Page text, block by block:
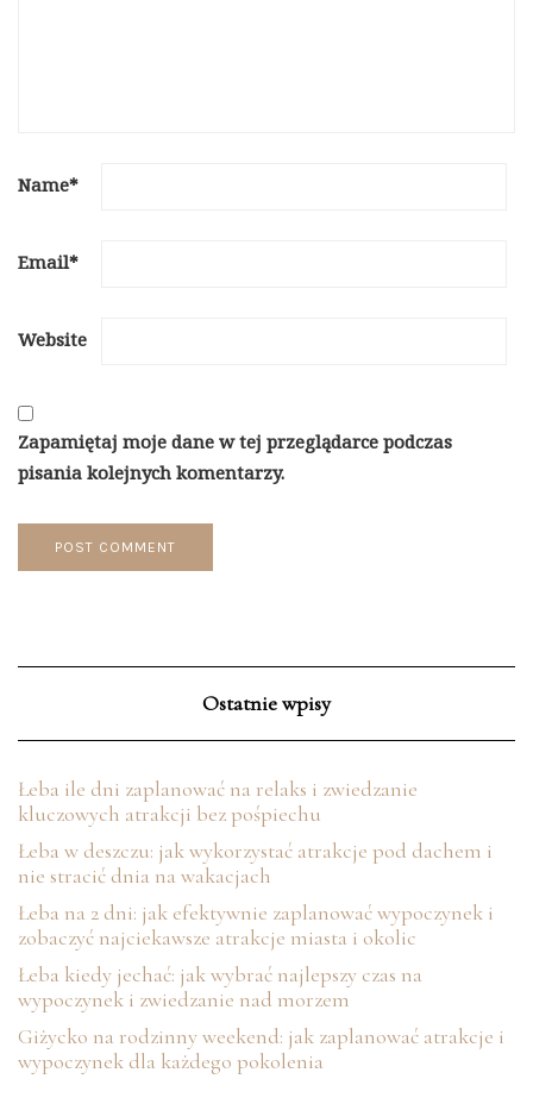
Name*
Email*
Website
Zapamiętaj moje dane w tej przeglądarce podczas
pisania kolejnych komentarzy.
Ostatnie wpisy
Łeba ile dni zaplanować na relaks i zwiedzanie
kluczowych atrakcji bez pośpiechu
Łeba w deszczu: jak wykorzystać atrakcje pod dachem i
nie stracić dnia na wakacjach
Łeba na 2 dni: jak efektywnie zaplanować wypoczynek i
zobaczyć najciekawsze atrakcje miasta i okolic
Łeba kiedy jechać: jak wybrać najlepszy czas na
wypoczynek i zwiedzanie nad morzem
Giżycko na rodzinny weekend: jak zaplanować atrakcje i
wypoczynek dla każdego pokolenia